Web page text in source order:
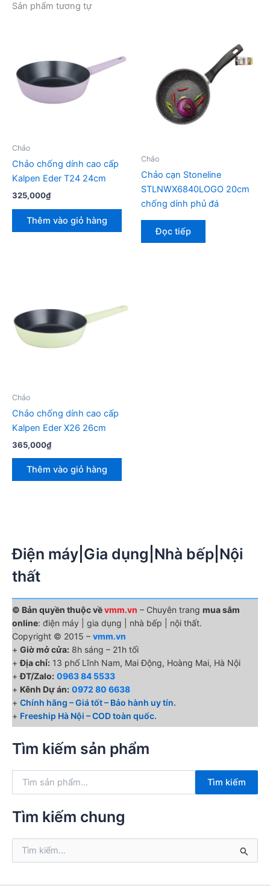
Sản phẩm tương tự
Chảo
Chảo chống dính cao cấp
Kalpen Eder T24 24cm
325,000₫
Thêm vào giỏ hàng
Chảo
Chảo cạn Stoneline
STLNWX6840LOGO 20cm
chống dính phủ đá
Đọc tiếp
Chảo
Chảo chống dính cao cấp
Kalpen Eder X26 26cm
365,000₫
Thêm vào giỏ hàng
Điện máy|Gia dụng|Nhà bếp|Nội
thất
© Bản quyền thuộc vềvmm.vn – Chuyên trang mua sắm
online: điện máy | gia dụng | nhà bếp | nội thất.
Copyright © 2015 – vmm.vn
+ Giờ mở cửa: 8h sáng – 21h tối
+Địa chỉ: 13 phố Lĩnh Nam, Mai Động, Hoàng Mai, Hà Nội
+ĐT/Zalo: 0963 84 5533
+ Kênh Dự án: 0972 80 6638
+ Chính hãng – Giá tốt – Bảo hành uy tín.
+ Freeship Hà Nội – COD toàn quốc.
Tìm kiếm sản phẩm
k
ế
:
Tìm kiếm
Tìm kiếm chung